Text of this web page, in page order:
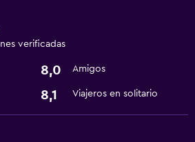
tintorería
verificadas
8,0 Amigos
8,1 Viajeros en solitario